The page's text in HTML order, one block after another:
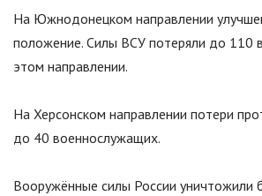
На Южнодонецком направлении
положение. Силы ВСУ потеряли до 110
этом направлении.
На Херсонском направлении потери
до 40 военнослужащих.
Вооружённые силы России уничтожили